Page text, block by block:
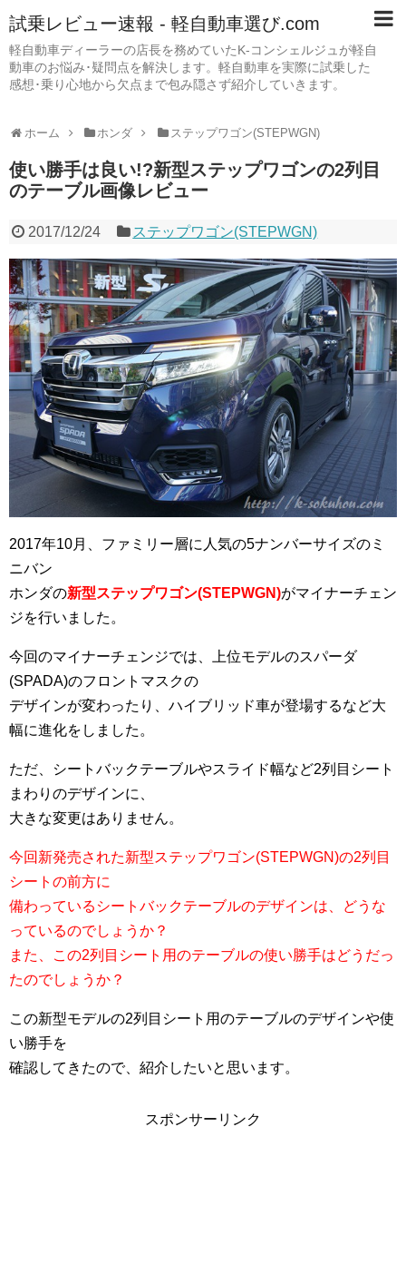
試乗レビュー速報 - 軽自動車選び.com
軽自動車ディーラーの店長を務めていたK-コンシェルジュが軽自
動車のお悩み･疑問点を解決します。軽自動車を実際に試乗した
感想･乗り心地から欠点まで包み隠さず紹介していきます。
ホーム ホンダ ステップワゴン(STEPWGN)
使い勝手は良い!?新型ステップワゴンの2列目
のテーブル画像レビュー
2017/12/24 ステップワゴン(STEPWGN)
2017年10月、ファミリー層に人気の5ナンバーサイズのミ
ニバン
ホンダの新型ステップワゴン(STEPWGN)がマイナーチェン
ジを行いました。
今回のマイナーチェンジでは、上位モデルのスパーダ
(SPADA)のフロントマスクの
デザインが変わったり、ハイブリッド車が登場するなど大
幅に進化をしました。
ただ、シートバックテーブルやスライド幅など2列目シート
まわりのデザインに、
大きな変更はありません。
今回新発売された新型ステップワゴン(STEPWGN)の2列目
シートの前方に
備わっているシートバックテーブルのデザインは、どうな
っているのでしょうか？
また、この2列目シート用のテーブルの使い勝手はどうだっ
たのでしょうか？
この新型モデルの2列目シート用のテーブルのデザインや使
い勝手を
確認してきたので、紹介したいと思います。
スポンサーリンク